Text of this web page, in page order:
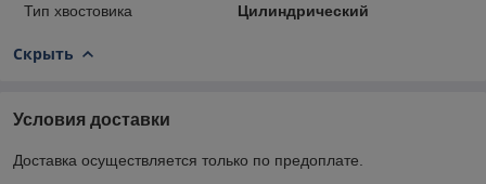
Тип хвостовика
Цилиндрический
Скрыть
Условия доставки
Доставка осуществляется только по предоплате.